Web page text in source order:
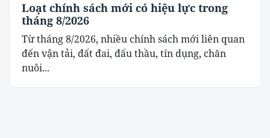
Loạt chính sách mới có hiệu lực trong
tháng 8/2026
Từ tháng 8/2026, nhiều chính sách mới liên quan
đến vận tải, đất đai, đấu thầu, tín dụng, chăn
nuôi...